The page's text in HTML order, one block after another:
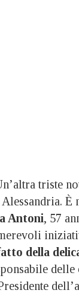
triste
È
Antoni, 57
della